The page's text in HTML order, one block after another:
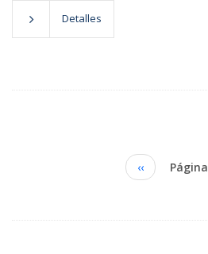
Detalles
Página
anterior
‹‹